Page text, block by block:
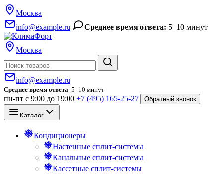
Москва
info@example.ru
Среднее время ответа: 5–10 минут
Москва
info@example.ru
Среднее время ответа: 5–10 минут
пн-пт с 9:00 до 19:00 +7 (495) 165-25-27 Обратный звонок
Каталог
Кондиционеры
Настенные сплит-системы
Канальные сплит-системы
Кассетные сплит-системы